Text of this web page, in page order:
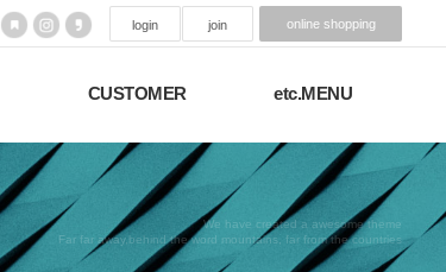
login join online shopping
CUSTOMER etc.MENU
We have created a awesome theme
Far far away,behind the word mountains, far from the countries